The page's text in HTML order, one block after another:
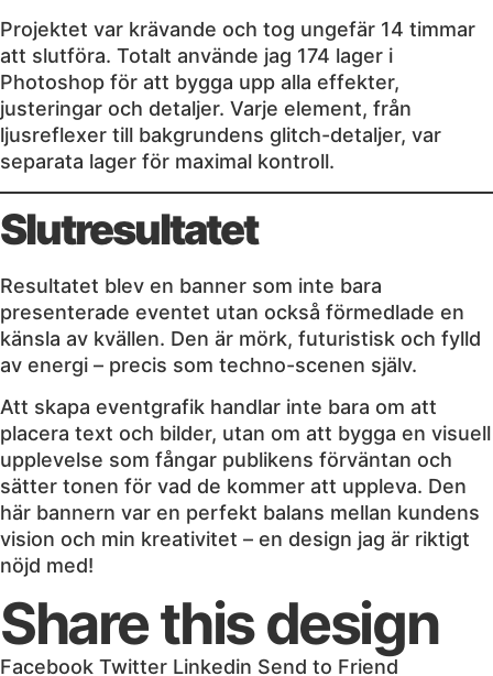
Projektet var krävande och tog ungefär 14 timmar
att slutföra. Totalt använde jag 174 lager i
Photoshop för att bygga upp alla effekter,
justeringar och detaljer. Varje element, från
ljusreflexer till bakgrundens glitch-detaljer, var
separata lager för maximal kontroll.
Slutresultatet
Resultatet blev en banner som inte bara
presenterade eventet utan också förmedlade en
känsla av kvällen. Den är mörk, futuristisk och fylld
av energi – precis som techno-scenen själv.
Att skapa eventgrafik handlar inte bara om att
placera text och bilder, utan om att bygga en visuell
upplevelse som fångar publikens förväntan och
sätter tonen för vad de kommer att uppleva. Den
här bannern var en perfekt balans mellan kundens
vision och min kreativitet – en design jag är riktigt
nöjd med!
Share this design
Facebook Twitter Linkedin Send to Friend